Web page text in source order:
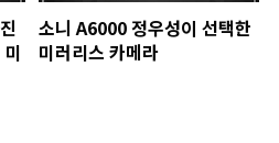
소니 A6000 정우성이 선택한
미러리스 카메라